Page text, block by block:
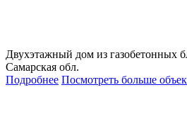
Двухэтажный дом из газобетонных
Самарская обл.
Подробнее Посмотреть больше